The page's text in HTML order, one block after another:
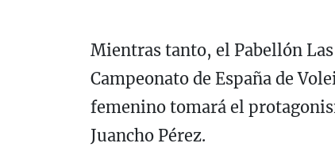
Mientras tanto, el Pabellón
Campeonato de España de
femenino tomará el
Juancho Pérez.